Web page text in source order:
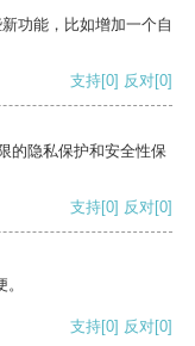
功能，比如增加一个自
支持[0] 反对[0]
的隐私保护和安全性保
支持[0] 反对[0]
支持[0] 反对[0]